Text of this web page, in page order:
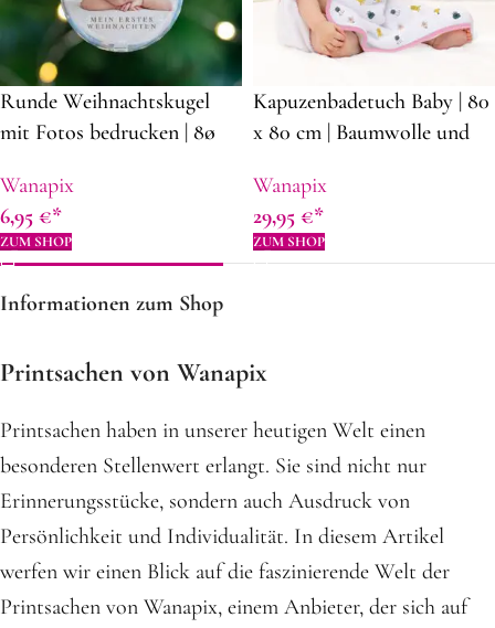
Runde Weihnachtskugel
mit Fotos bedrucken | 8ø
Plastik | Dekorationsidee
für Weihnachten
Wanapix
6,95 €
ZUM SHOP
Kapuzenbadetuch Baby | 80
x 80 cm | Baumwolle und
Kapuzenbadetuch mit
Namen und Fotos
Wanapix
29,95 €
ZUM SHOP
Informationen zum Shop
Printsachen von Wanapix
Printsachen haben in unserer heutigen Welt einen
besonderen Stellenwert erlangt. Sie sind nicht nur
Erinnerungsstücke, sondern auch Ausdruck von
Persönlichkeit und Individualität. In diesem Artikel
werfen wir einen Blick auf die faszinierende Welt der
Printsachen von Wanapix, einem Anbieter, der sich auf